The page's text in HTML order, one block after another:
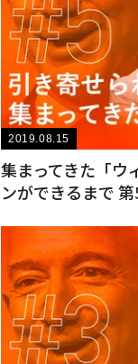
2019.08.15
集まってきた「ウ
ンができるまで